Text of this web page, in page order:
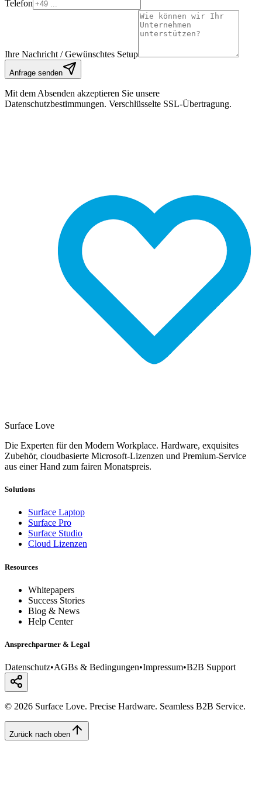
Telefon
Ihre Nachricht / Gewünschtes Setup
Anfrage senden
Mit dem Absenden akzeptieren Sie unsere
Datenschutzbestimmungen. Verschlüsselte SSL-Übertragung.
Surface Love
Die Experten für den Modern Workplace. Hardware, exquisites
Zubehör, cloudbasierte Microsoft-Lizenzen und Premium-Service
aus einer Hand zum fairen Monatspreis.
Solutions
Surface Laptop
Surface Pro
Surface Studio
Cloud Lizenzen
Resources
Whitepapers
Success Stories
Blog & News
Help Center
Ansprechpartner & Legal
Datenschutz•AGBs & Bedingungen•Impressum•B2B Support
© 2026 Surface Love. Precise Hardware. Seamless B2B Service.
Zurück nach oben